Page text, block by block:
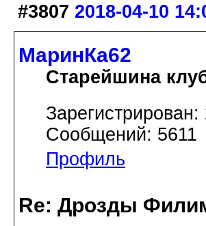
#3807 2018-04-10
МаринКа62
Старейшина
Сообщений: 5611
Профиль
Re: Дрозды